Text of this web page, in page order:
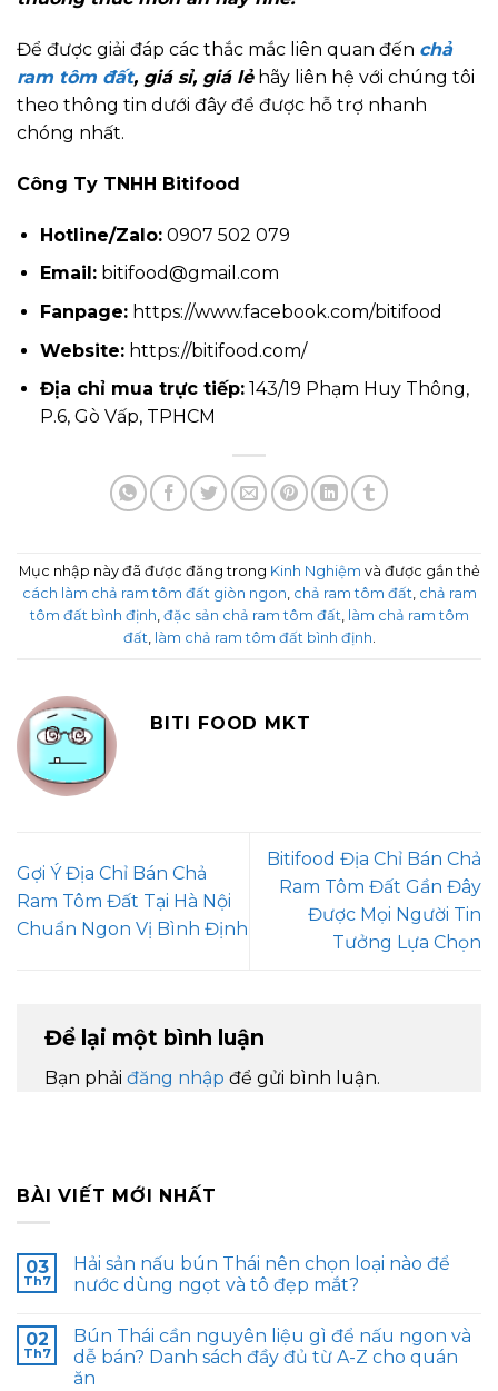
Để được giải đáp các thắc mắc liên quan đến chả
ram tôm đất, giá sỉ, giá lẻhãy liên hệ với chúng tôi
theo thông tin dưới đây để được hỗ trợ nhanh
chóng nhất.
Công Ty TNHH Bitifood
Hotline/Zalo:0907 502 079
Email:bitifood@gmail.com
Fanpage:https://www.facebook.com/bitifood
Website:https://bitifood.com/
Địa chỉ mua trực tiếp:143/19 Phạm Huy Thông,
P.6, Gò Vấp, TPHCM
Mục nhập này đã được đăng trong Kinh Nghiệm và được gắn thẻ
cách làm chả ram tôm đất giòn ngon, chả ram tôm đất, chả ram
tôm đất bình định, đặc sản chả ram tôm đất, làm chả ram tôm
đất, làm chả ram tôm đất bình định.
BITI FOOD MKT
Gợi Ý Địa Chỉ Bán Chả
Ram Tôm Đất Tại Hà Nội
Chuẩn Ngon Vị Bình Định
Bitifood Địa Chỉ Bán Chả
Ram Tôm Đất Gần Đây
Được Mọi Người Tin
Tưởng Lựa Chọn
Để lại một bình luận
Bạn phải đăng nhập để gửi bình luận.
BÀI VIẾT MỚI NHẤT
03
Th7
Hải sản nấu bún Thái nên chọn loại nào để
nước dùng ngọt và tô đẹp mắt?
02
Th7
Bún Thái cần nguyên liệu gì để nấu ngon và
dễ bán? Danh sách đầy đủ từ A-Z cho quán
ăn